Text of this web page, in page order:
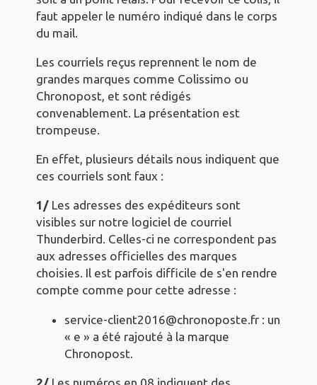
faut appeler le numéro indiqué dans le corps
du mail.
Les courriels reçus reprennent le nom de
grandes marques comme Colissimo ou
Chronopost, et sont rédigés
convenablement. La présentation est
trompeuse.
En effet, plusieurs détails nous indiquent que
ces courriels sont faux :
1/ Les adresses des expéditeurs sont
visibles sur notre logiciel de courriel
Thunderbird. Celles-ci ne correspondent pas
aux adresses officielles des marques
choisies. Il est parfois difficile de s'en rendre
compte comme pour cette adresse :
service-client2016@chronoposte.fr : un
« e » a été rajouté à la marque
Chronopost.